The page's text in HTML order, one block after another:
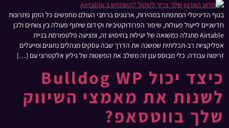
בנוף הדיגיטלי המתפתח במהירות, ארגונים ברחבי העולם מחפשים כל הזמן פתרונות
חדשניים לייעול פעולות, שיפור הפרודוקטיביות וקידום שיתוף פעולה בין צוותים ולכן
Airtable מתגלה כמשואה של יעילות בחיפוש זה, ומציעה פלטפורמת בניית
אפליקציות רב-תכליתית שמשנה את הדרך שבה עסקים מנהלים נתונים ומייעלים
זרימות עבודה. כלי מבוסס ענן זה משלב את הפשטות של גיליון אלקטרוני עם […]
כיצד יכול Bulldog WP
לשנות את מאמצי השיווק
שלך בווטסאפ?